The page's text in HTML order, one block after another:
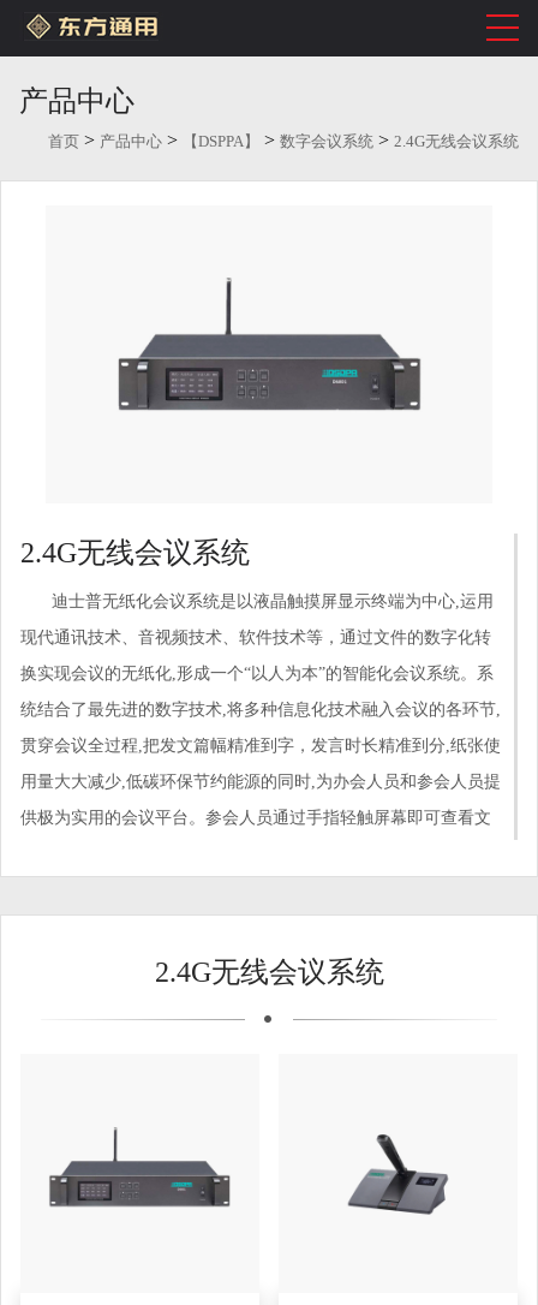
产品中心
首页 > 产品中心 > 【DSPPA】 > 数字会议系统 > 2.4G无线会议系统
2.4G无线会议系统
迪士普无纸化会议系统是以液晶触摸屏显示终端为中心,运用
现代通讯技术、音视频技术、软件技术等，通过文件的数字化转
换实现会议的无纸化,形成一个“以人为本”的智能化会议系统。系
统结合了最先进的数字技术,将多种信息化技术融入会议的各环节,
贯穿会议全过程,把发文篇幅精准到字，发言时长精准到分,纸张使
用量大大减少,低碳环保节约能源的同时,为办会人员和参会人员提
供极为实用的会议平台。参会人员通过手指轻触屏幕即可查看文
2.4G无线会议系统